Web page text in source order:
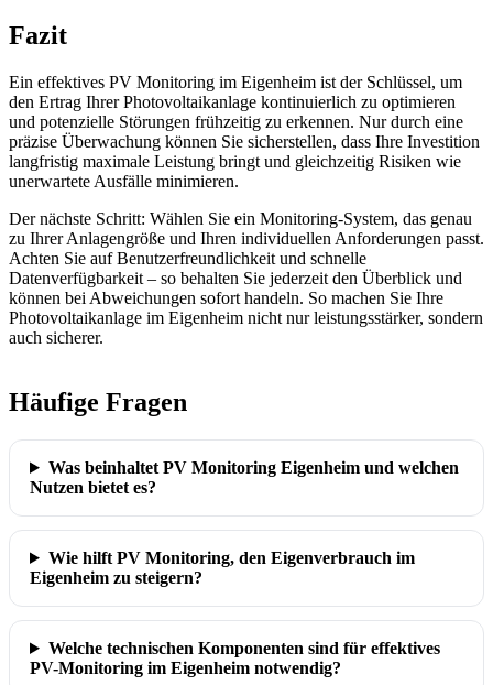
Fazit
Ein effektives PV Monitoring im Eigenheim ist der Schlüssel, um
den Ertrag Ihrer Photovoltaikanlage kontinuierlich zu optimieren
und potenzielle Störungen frühzeitig zu erkennen. Nur durch eine
präzise Überwachung können Sie sicherstellen, dass Ihre Investition
langfristig maximale Leistung bringt und gleichzeitig Risiken wie
unerwartete Ausfälle minimieren.
Der nächste Schritt: Wählen Sie ein Monitoring-System, das genau
zu Ihrer Anlagengröße und Ihren individuellen Anforderungen passt.
Achten Sie auf Benutzerfreundlichkeit und schnelle
Datenverfügbarkeit – so behalten Sie jederzeit den Überblick und
können bei Abweichungen sofort handeln. So machen Sie Ihre
Photovoltaikanlage im Eigenheim nicht nur leistungsstärker, sondern
auch sicherer.
Häufige Fragen
Was beinhaltet PV Monitoring Eigenheim und welchen
Nutzen bietet es?
Wie hilft PV Monitoring, den Eigenverbrauch im
Eigenheim zu steigern?
Welche technischen Komponenten sind für effektives
PV-Monitoring im Eigenheim notwendig?